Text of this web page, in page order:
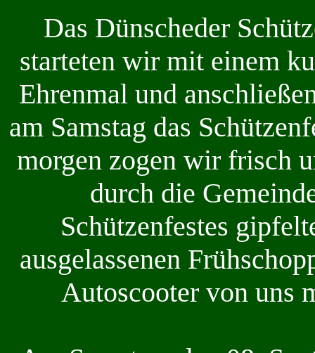
Das Dünscheder
starteten wir mit einem
Ehrenmal und
am Samstag das
morgen zogen wir frisch
durch die
Schützenfestes
ausgelassenen
Autoscooter von uns